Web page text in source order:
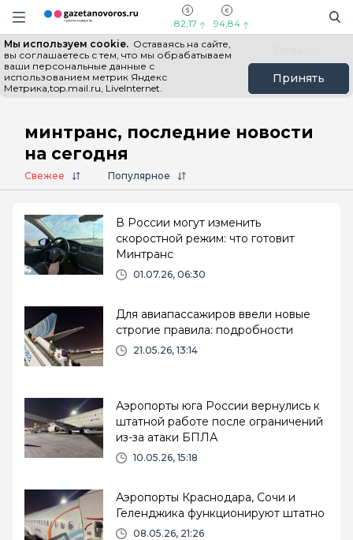
Информационный портал "ГазетаНоворос.ру"
Навигация сайта
82,17 94,84
Мы используем cookie. Оставаясь на сайте,
вы соглашаетесь с тем, что мы обрабатываем
ваши персональные данные с
использованием метрик Яндекс
Метрика,top.mail.ru, LiveInternet.
Принять
Все новости Новости России
Главная # минтранс
минтранс, последние новости
на сегодня
Свежее Популярное
В России могут изменить
скоростной режим: что готовит
Минтранс
01.07.26, 06:30
Для авиапассажиров ввели новые
строгие правила: подробности
21.05.26, 13:14
Аэропорты юга России вернулись к
штатной работе после ограничений
из-за атаки БПЛА
10.05.26, 15:18
Аэропорты Краснодара, Сочи и
Геленджика функционируют штатно
08.05.26, 21:26